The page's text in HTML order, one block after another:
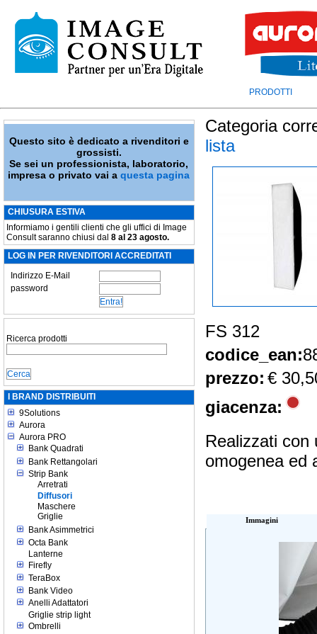
PRODOTTI
Questo sito è dedicato a rivenditori e
grossisti.
Se sei un professionista, laboratorio,
impresa o privato vai aquesta pagina
CHIUSURA ESTIVA
Informiamo i gentili clienti che gli uffici di Image
Consult saranno chiusi dal 8 al 23 agosto.
LOG IN PER RIVENDITORI ACCREDITATI
Indirizzo E-Mail
password
Ricerca prodotti
I BRAND DISTRIBUITI
9Solutions
Aurora
Aurora PRO
Bank Quadrati
Bank Rettangolari
Strip Bank
Arretrati
Diffusori
Maschere
Griglie
Bank Asimmetrici
Octa Bank
Lanterne
Firefly
TeraBox
Bank Video
Anelli Adattatori
Griglie strip light
Ombrelli
Categoria
lista
FS 312
codice_ean:
prezzo: €
giacenza:
Realizzati con
omogenea ed
Immagini